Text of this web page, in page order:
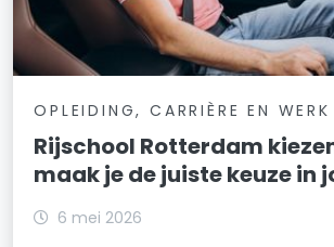
OPLEIDING, CARRIÈRE EN WERK
Rijschool Rotterdam
maak je de juiste keuze in
6 mei 2026